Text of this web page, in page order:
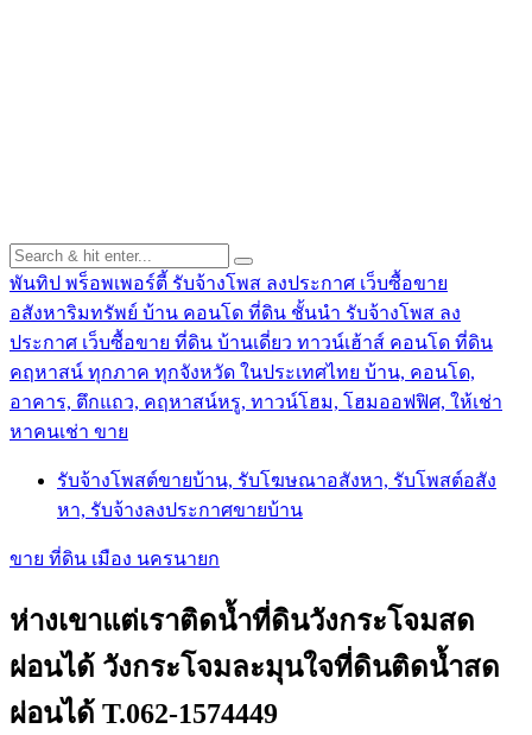
พันทิป พร็อพเพอร์ตี้ รับจ้างโพส ลงประกาศ เว็บซื้อขาย
อสังหาริมทรัพย์ บ้าน คอนโด ที่ดิน ชั้นนำ รับจ้างโพส ลง
ประกาศ เว็บซื้อขาย ที่ดิน บ้านเดี่ยว ทาวน์เฮ้าส์ คอนโด ที่ดิน
คฤหาสน์ ทุกภาค ทุกจังหวัด ในประเทศไทย บ้าน, คอนโด,
อาคาร, ตึกแถว, คฤหาสน์หรู, ทาวน์โฮม, โฮมออฟฟิศ, ให้เช่า
หาคนเช่า ขาย
รับจ้างโพสต์ขายบ้าน, รับโฆษณาอสังหา, รับโพสต์อสัง
หา, รับจ้างลงประกาศขายบ้าน
ขาย ที่ดิน เมือง นครนายก
ห่างเขาแต่เราติดน้ำที่ดินวังกระโจมสด
ผ่อนได้ วังกระโจมละมุนใจที่ดินติดน้ำสด
ผ่อนได้ T.062-1574449